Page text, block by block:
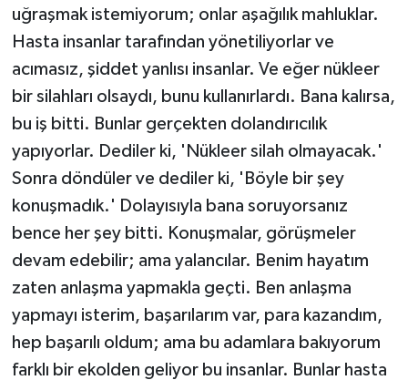
uğraşmak istemiyorum; onlar aşağılık mahluklar.
Hasta insanlar tarafından yönetiliyorlar ve
acımasız, şiddet yanlısı insanlar. Ve eğer nükleer
bir silahları olsaydı, bunu kullanırlardı. Bana kalırsa,
bu iş bitti. Bunlar gerçekten dolandırıcılık
yapıyorlar. Dediler ki, 'Nükleer silah olmayacak.'
Sonra döndüler ve dediler ki, 'Böyle bir şey
konuşmadık.' Dolayısıyla bana soruyorsanız
bence her şey bitti. Konuşmalar, görüşmeler
devam edebilir; ama yalancılar. Benim hayatım
zaten anlaşma yapmakla geçti. Ben anlaşma
yapmayı isterim, başarılarım var, para kazandım,
hep başarılı oldum; ama bu adamlara bakıyorum
farklı bir ekolden geliyor bu insanlar. Bunlar hasta